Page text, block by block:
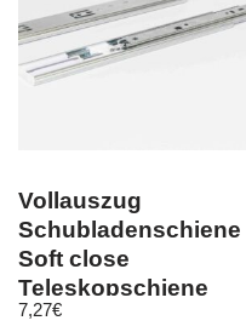
Vollauszug
Schubladenschiene
Soft close
Teleskopschiene
Führungsschiene
7,27€